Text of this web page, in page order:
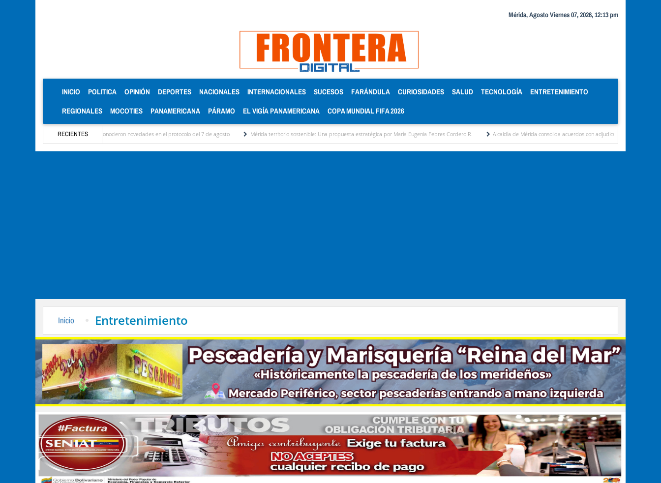
Mérida, Agosto Viernes 07, 2026, 12:13 pm
INICIO (CURRENT)
POLITICA OPINIÓN DEPORTES NACIONALES INTERNACIONALES SUCESOS FARÁNDULA CURIOSIDADES SALUD TECNOLOGÍA ENTRETENIMIENTO
REGIONALES MOCOTIES PANAMERICANA PÁRAMO EL VIGÍA PANAMERICANA COPA MUNDIAL FIFA 2026
RECIENTES
las delegaciones y se conocieron novedades en el protocolo del 7 de agosto Mérida territorio sostenible: Una propuesta estratégica por María Eugenia Febres Cordero R. Alcaldía de Mérida consolida acuerdos con adjudicatarios del Mercado Periférico
Inicio Entretenimiento